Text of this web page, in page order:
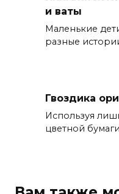
и ваты
Маленькие
разные
Гвоздика
Используя
цветной бумаги